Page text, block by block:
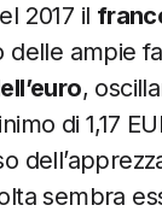
2017 il
delle ampie
,
di 1,17
sembra